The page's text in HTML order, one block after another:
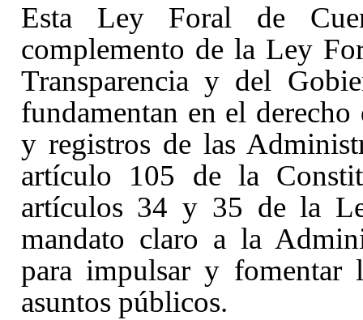
Esta Ley Foral de
complemento de la Ley
Transparencia y del
fundamentan en el
y registros de las
artículo 105 de la
artículos 34 y 35 de la
mandato claro a la
para impulsar y fomentar
asuntos públicos.